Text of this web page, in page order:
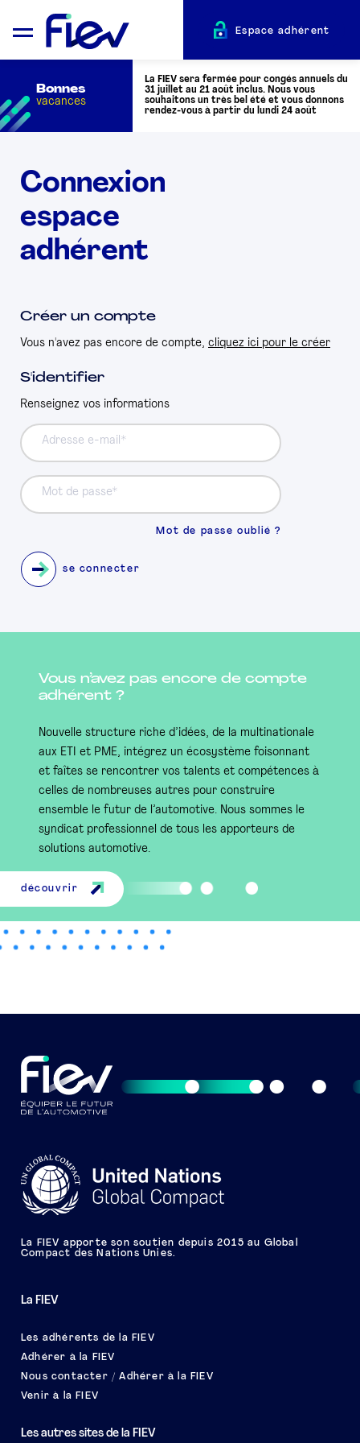
QUI SOMMES-NOUS ?
L’AUTOMOTIVE
ADHÉRENTS
ÉVÉNEMENTS
Espace adhérent
Bonnes
vacances
La FIEV sera fermée pour congés annuels du
31 juillet au 21 août inclus. Nous vous
souhaitons un très bel été et vous donnons
rendez-vous à partir du lundi 24 août
Connexion
espace
adhérent
Créer un compte
Vous n'avez pas encore de compte, cliquez ici pour le créer
S'identifier
Renseignez vos informations
Adresse e-mail
Mot de passe
Mot de passe oublié ?
se connecter
Vous n’avez pas encore de compte
adhérent ?
Nouvelle structure riche d’idées, de la multinationale
aux ETI et PME, intégrez un écosystème foisonnant
et faîtes se rencontrer vos talents et compétences à
celles de nombreuses autres pour construire
ensemble le futur de l’automotive. Nous sommes le
syndicat professionnel de tous les apporteurs de
solutions automotive.
découvrir
La FIEV
Les adhérents de la FIEV
Adhérer à la FIEV
Nous contacter / Adhérer à la FIEV
Venir à la FIEV
Les autres sites de la FIEV
La FIEV apporte son soutien depuis 2015 au Global
Compact des Nations Unies.